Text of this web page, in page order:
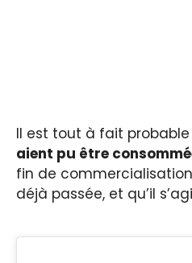
Il est tout à fait
aient pu être
fin de
déjà passée, et qu’il